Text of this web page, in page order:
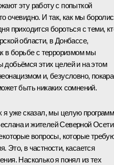
эту работу с попыткой
очевидно. И так, как мы
приходится бороться с теми,
области, в Донбассе,
в борьбе с терроризмом мы
добьёмся этих целей и на этом
и, безусловно,
быть никаких сомнений.
я уже сказал, мы целую
и жителей Северной
вопросы, которые
Это, в частности, касается
Насколько я понял из тех